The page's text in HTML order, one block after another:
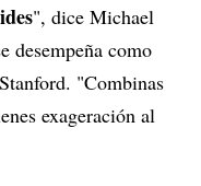
", dice Michael
desempeña como
"Combinas
exageración al